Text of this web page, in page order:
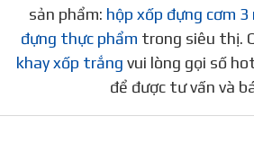
sản phẩm: hộp xốp đựng cơm 3
đựng thực phẩm trong siêu thị.
khay xốp trắng vui lòng gọi số
để được tư vấn và